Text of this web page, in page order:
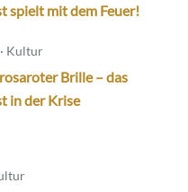
spielt mit dem Feuer!
Kultur
Brille – das
in der Krise